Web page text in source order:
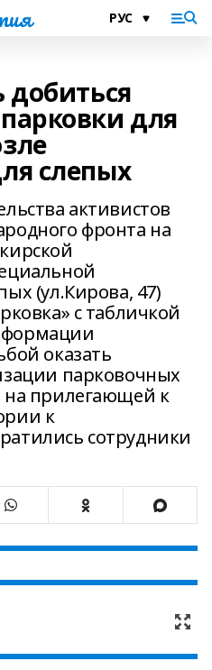
добиться
для
слепых
активистов
фронта на
(ул.Кирова, 47)
с табличкой
оказать
парковочных
на прилегающей к
к
сотрудники